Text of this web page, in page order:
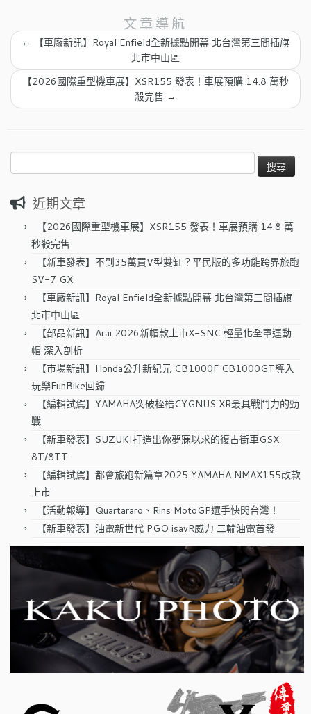
文章導航
← 【車廠新訊】Royal Enfield全新據點開幕 北台灣第三間插旗
北市中山區
【2026國際重型機車展】XSR155 發表！車展預購 14.8 萬秒
殺完售 →
搜
尋
鍵
近期文章
【2026國際重型機車展】XSR155 發表！車展預購 14.8 萬
秒殺完售
【新車發表】不到35萬買V型雙缸？平民版的多功能跨界旅跑
SV-7 GX
【車廠新訊】Royal Enfield全新據點開幕 北台灣第三間插旗
北市中山區
【部品新訊】Arai 2026新帽款上市X-SNC 輕量化全罩運動
帽 深入剖析
【市場新訊】Honda公升新紀元 CB1000F CB1000GT導入
玩樂FunBike回歸
【編輯試駕】YAMAHA突破桎梏CYGNUS XR最具戰鬥力的勁
戰
【新車發表】SUZUKI打造出你夢寐以求的復古街車GSX
8T/8TT
【編輯試駕】都會旅跑新篇章2025 YAMAHA NMAX155改款
上市
【活動報導】Quartararo、Rins MotoGP選手快閃台灣！
【新車發表】油電新世代 PGO isavR威力 二輪油電首發